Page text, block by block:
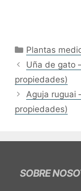
Categories
Plantas
Uña de gato
propiedades)
Aguja ruguai
propiedades)
SOBRE